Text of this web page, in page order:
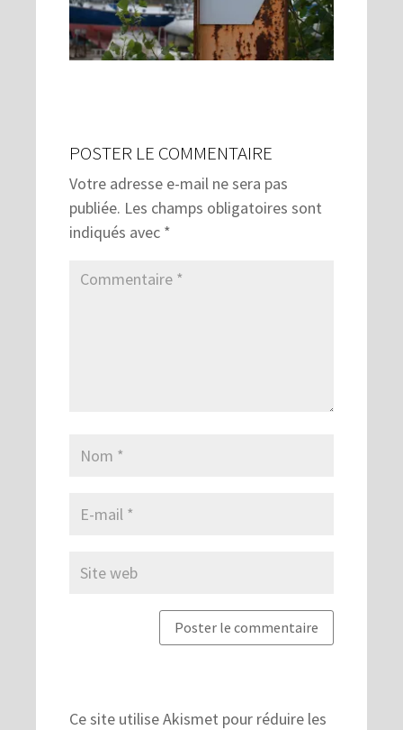
POSTER LE COMMENTAIRE
Votre adresse e-mail ne sera pas
publiée. Les champs obligatoires sont
indiqués avec *
Ce site utilise Akismet pour réduire les